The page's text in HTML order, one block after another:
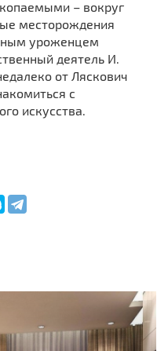
– вокруг
месторождения
уроженцем
деятель И.
от Ляскович
с
искусства.